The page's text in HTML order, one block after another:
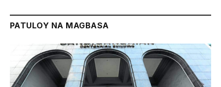
PATULOY NA MAGBASA